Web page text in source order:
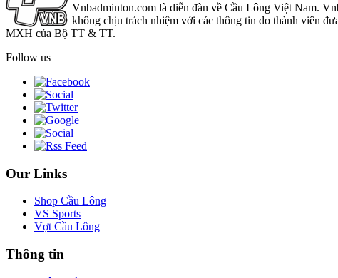
Vnbadminton.com là diễn đàn về Cầu Lông Việt Nam.
không chịu trách nhiệm với các thông tin do thành viên
MXH của Bộ TT & TT.
Follow us
Our Links
Shop Cầu Lông
VS Sports
Vợt Cầu Lông
Thông tin